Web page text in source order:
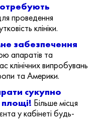
проведення
клініки.
забезпечення
апаратів та
клінічних випробувань
та Америки.
сукупно
Більше місця
у кабінеті будь-